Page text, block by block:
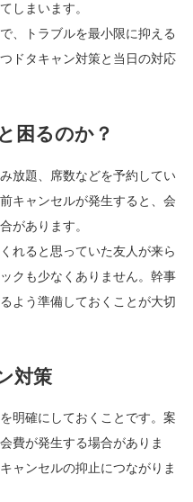
しまいます。
、トラブルを最小限に抑える
ドタキャン対策と当日の対応
困るのか？
放題、席数などを予約してい
キャンセルが発生すると、会
があります。
れると思っていた友人が来ら
クも少なくありません。幹事
よう準備しておくことが大切
対策
明確にしておくことです。案
費が発生する場合がありま
ャンセルの抑止につながりま